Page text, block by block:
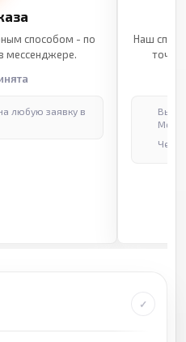
способом - по
мессенджере.
любую заявку в
Наш